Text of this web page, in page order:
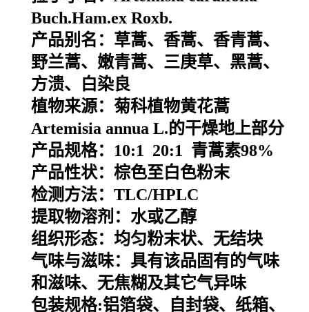
Buch.Ham.ex Roxb.
产品别名： 草蒿、香蒿、香青蒿、
野兰蒿、嫩青蒿、三庚草、黑蒿、
方溃、白染良
植物来源： 菊科植物黄花蒿
Artemisia annua L.的干燥地上部分
产品规格：10:1 20:1 青蒿素98%
产品性状：棕色至白色粉末
检测方法：TLC/HPLC
提取物溶剂：水或乙醇
组织形态：均匀粉末状、无结块
气味与滋味：具有该品固有的气味
和滋味、无焦糊及其它气异味
包装规格:铝箔袋、自封袋、纸箱、